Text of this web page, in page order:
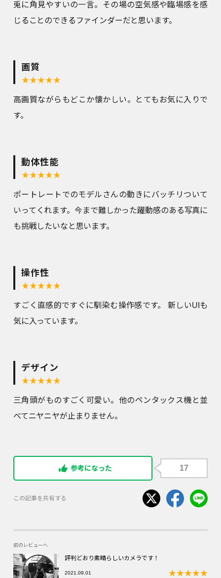
兎に角見やすいの一言。その場の空気感や臨場感を感
じることのできるファインダーだと思います。
画質
高画質ながらもどこか懐かしい。とてもお気に入りで
す。
動体性能
ポートレートでのモデルさんの動きにバッチリついて
いってくれます。今まで難しかった躍動感のある写真に
も挑戦したいなと思います。
操作性
すごく直感的ですぐに馴染む操作感です。 新しいUIも
気に入っています。
デザイン
三角頭がものすごく可愛い。他のペンタックス機と並
べてニヤニヤが止まりません。
参考になった 17
この記事を共有する
前のレビューへ
評判どおり素晴らしいカメラです！
2021.09.01